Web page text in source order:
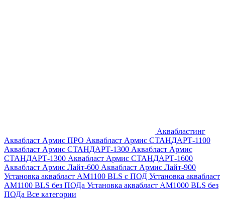
Аквабластинг
Аквабласт Армис ПРО Аквабласт Армис СТАНДАРТ-1100
Аквабласт Армис СТАНДАРТ-1300 Аквабласт Армис
СТАНДАРТ-1300 Аквабласт Армис СТАНДАРТ-1600
Аквабласт Армис Лайт-600 Аквабласт Армис Лайт-900
Установка аквабласт AM1100 BLS с ПОД Установка аквабласт
AM1100 BLS без ПОДа Установка аквабласт AM1000 BLS без
ПОДа Все категории